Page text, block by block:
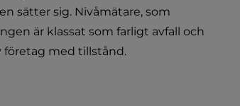
sätter sig. Nivåmätare, som
är klassat som farligt avfall och
företag med tillstånd.